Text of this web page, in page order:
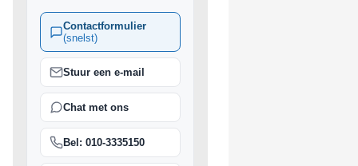
Contactformulier
(snelst)
Stuur een e-mail
Chat met ons
Bel: 010-3335150